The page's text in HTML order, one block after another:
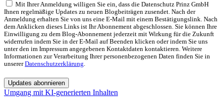
Mit Ihrer Anmeldung willigen Sie ein, dass die Datenschutz Prinz GmbH
Ihnen regelmäßige Updates zu neuen Blogbeiträgen zusendet. Nach der
Anmeldung erhalten Sie von uns eine E-Mail mit einem Bestätigungslink. Nach
dem Anklicken dieses Links ist Ihr Abonnement abgeschlossen. Sie können Ihre
Einwilligung zu dem Blog-Abonnement jederzeit mit Wirkung für die Zukunft
widerrufen indem Sie in der E-Mail auf Beenden klicken oder indem Sie uns
unter den im Impressum angegebenen Kontaktdaten kontaktieren. Weitere
Informationen zur Verarbeitung Ihrer personenbezogenen Daten finden Sie in
unsererDatenschutzerklärung.
Updates abonnieren
Umgang mit KI-generierten Inhalten